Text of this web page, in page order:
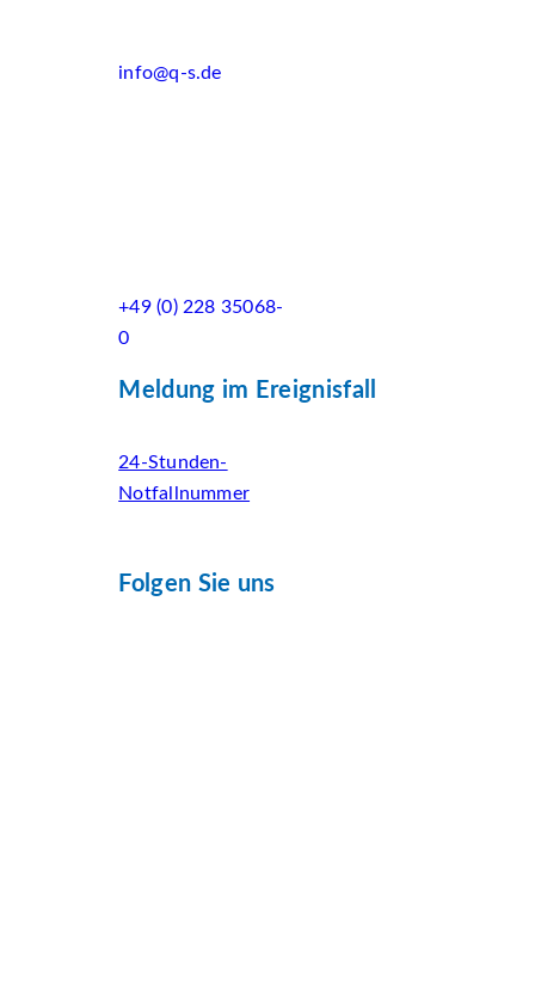
info@q-s.de
+49 (0) 228 35068-
0
Meldung im Ereignisfall
24-Stunden-
Notfallnummer
Folgen Sie uns